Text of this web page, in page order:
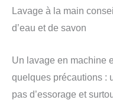
Lavage à la main
d’eau et de savon
Un lavage en machine
quelques précautions :
pas d’essorage et